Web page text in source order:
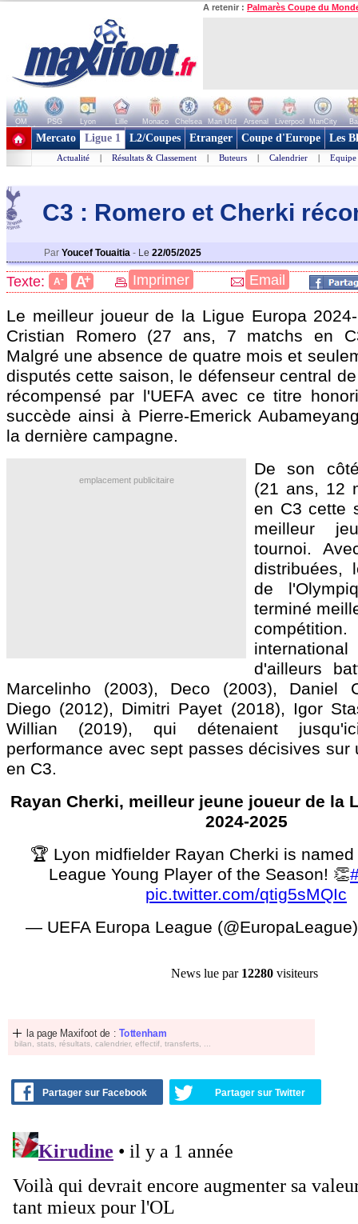
A retenir : Palmarès Coupe du
OM PSG Lyon Lille Monaco Chelsea Man Utd Arsenal Liverpool ManCity
+ de clubs
Mercato Ligue 1 L2/Coupes Etranger Coupe d'Europe Les
Actualité | Résultats & Classement | Buteurs | Calendrier | Equipe
C3 : Romero et Cherki
Par Youcef Touaitia - Le 22/05/2025
Texte: A- A+ Imprimer Email
Le meilleur joueur de la Ligue Europa
Cristian Romero (27 ans, 7 matchs en
Malgré une absence de quatre mois et
disputés cette saison, le défenseur central
récompensé par l'UEFA avec ce titre
succède ainsi à Pierre-Emerick
la dernière campagne.
emplacement publicitaire
De son
(21 ans, 12
en C3 cette
meilleur
tournoi.
distribuées,
de
terminé
d'ailleurs
Marcelinho (2003), Deco (2003), Daniel
Diego (2012), Dimitri Payet (2018), Igor
Willian (2019), qui détenaient
performance avec sept passes décisives sur
en C3.
Rayan Cherki, meilleur jeune joueur de la
2024-2025
🏆 Lyon midfielder Rayan Cherki is named
League Young Player of the Season! 👏
pic.twitter.com/qtig5sMQIc
— UEFA Europa League
News lue par 12280 visiteurs
la page Maxifoot de : Tottenham
bilan, stats, résultats, calendrier, effectif, transferts, ...
Partager sur Facebook Partager sur Twitter